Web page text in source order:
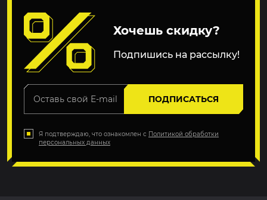
Хочешь скидку?
Подпишись на рассылку!
ПОДПИСАТЬСЯ
Я подтверждаю, что ознакомлен с Политикой обработки
персональных данных